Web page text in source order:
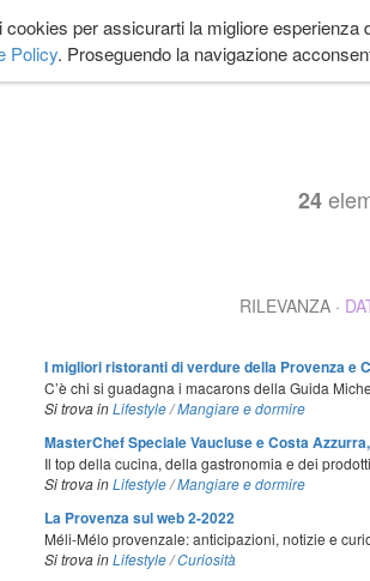
COSA FARE DOVE ANDARE
per assicurarti la migliore
Policy. Proseguendo la navigazione
24
RILEVANZA ·
I migliori ristoranti di verdure della Provenza e
C’è chi si guadagna i macarons della Guida
Si trova inLifestyle/Mangiare e dormire
MasterChef Speciale Vaucluse e Costa
Il top della cucina, della gastronomia e dei
Si trova inLifestyle/Mangiare e dormire
La Provenza sul web 2-2022
Méli-Mélo provenzale: anticipazioni, notizie e
Si trova inLifestyle/Curiosità